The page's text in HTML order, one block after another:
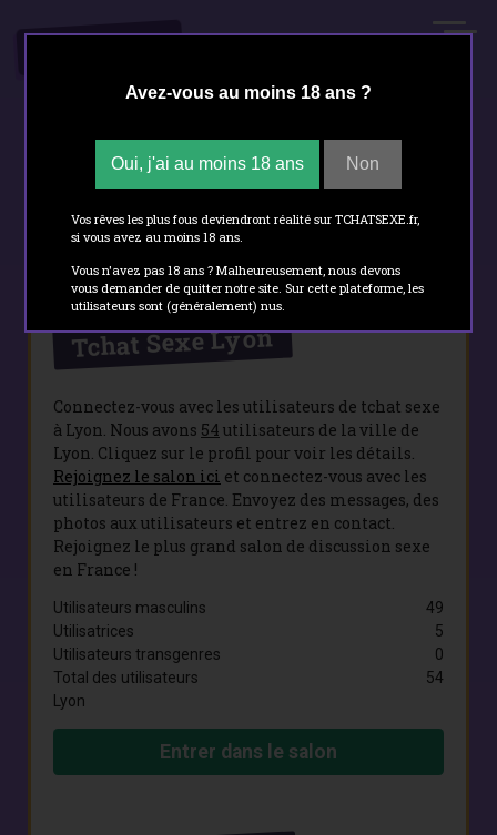
Tchat Sexe Lyon
Connectez-vous avec les utilisateurs de tchat sexe
à Lyon. Nous avons 54 utilisateurs de la ville de
Lyon. Cliquez sur le profil pour voir les détails.
Rejoignez le salon ici et connectez-vous avec les
utilisateurs de France. Envoyez des messages, des
photos aux utilisateurs et entrez en contact.
Rejoignez le plus grand salon de discussion sexe
en France !
Utilisateurs masculins
Utilisatrices
Utilisateurs transgenres
Total des utilisateurs
Lyon
49
5
0
54
Entrer dans le salon
Avez-vous au moins 18 ans ?
Oui, j'ai au moins 18 ans Non
Vos rêves les plus fous deviendront réalité sur TCHATSEXE.fr,
si vous avez au moins 18 ans.
Vous n'avez pas 18 ans ? Malheureusement, nous devons
vous demander de quitter notre site. Sur cette plateforme, les
utilisateurs sont (généralement) nus.